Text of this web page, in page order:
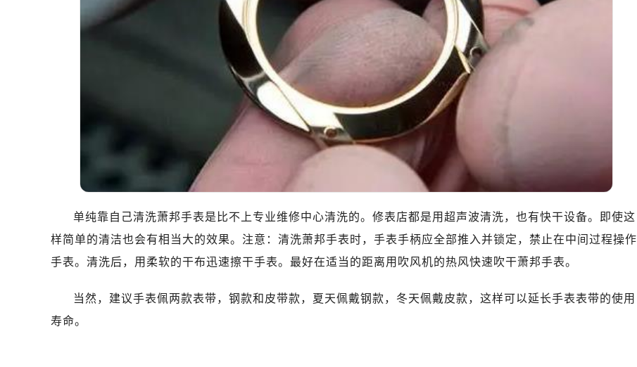
佛山市禅城区季华五路57号万科金融中心C座12层1205室（需提前预约）
东莞市东城街道鸿福东路1号民盈国贸中心T1写字楼9层907室（需提前预约）
无锡市梁溪区人民中路139号恒隆广场写字楼1座11层1104室（需提前预约）
南通市崇川区工农路57号圆融广场写字楼16层1603室（需提前预约）
苏州市苏州工业园区星港街199号苏州中心办公楼C座22层08室（需提前预约）
武汉市江汉区解放大道686号世界贸易大厦38层09室（需提前预约）
南宁市青秀区金湖路59号地王大厦12楼1224室（需提前预约）
合肥市蜀山区潜山路111号万象城华润大厦B座12楼03室（需提前预约）
泉州市丰泽区宝洲路729号浦西万达中心写字楼A座7楼709室（需提前预约）
青岛市南区山东路6号华润大厦B座22层04室（需提前预约）
长春市朝阳区西安大路727号中银大厦A座(旺进大厦)18层09室（需提前预约）
贵阳市南明区都司高架桥路33号亨特国际金融中心14楼14D（需提前预约）
昆明市盘龙区北京路928号同德昆明广场写字楼10层06室（需提前预约）
西安市碑林区南关正街88号华侨城长安国际中心E座6楼10室（需提前预约）
单纯靠自己清洗萧邦手表是比不上专业维修中心清洗的。修表店都是用超声波清洗，也有快干设备。即使这
样简单的清洁也会有相当大的效果。注意：清洗萧邦手表时，手表手柄应全部推入并锁定，禁止在中间过程操作
手表。清洗后，用柔软的干布迅速擦干手表。最好在适当的距离用吹风机的热风快速吹干萧邦手表。
当然，建议手表佩两款表带，钢款和皮带款，夏天佩戴钢款，冬天佩戴皮款，这样可以延长手表表带的使用
寿命。